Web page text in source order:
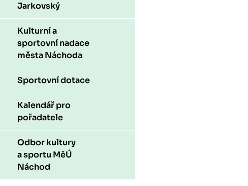
Jarkovský
Kulturní a
sportovní nadace
města Náchoda
Sportovní dotace
Kalendář pro
pořadatele
Odbor kultury
a sportu MěÚ
Náchod